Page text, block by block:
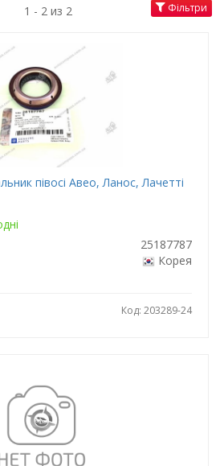
1 - 2 из 2 Фільтри
півосі Авео, Ланос, Лачетті
25187787
Корея
Код: 203289-24